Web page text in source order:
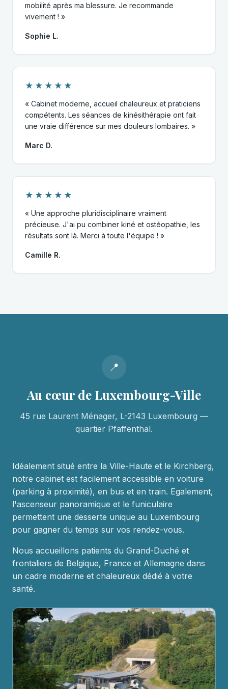
mobilité après ma blessure. Je recommande
vivement ! »
Sophie L.
★★★★★
« Cabinet moderne, accueil chaleureux et praticiens
compétents. Les séances de kinésithérapie ont fait
une vraie différence sur mes douleurs lombaires. »
Marc D.
★★★★★
« Une approche pluridisciplinaire vraiment
précieuse. J'ai pu combiner kiné et ostéopathie, les
résultats sont là. Merci à toute l'équipe ! »
Camille R.
📍
Au cœur de Luxembourg-Ville
45 rue Laurent Ménager, L-2143 Luxembourg —
quartier Pfaffenthal.
Idéalement situé entre la Ville-Haute et le Kirchberg,
notre cabinet est facilement accessible en voiture
(parking à proximité), en bus et en train. Egalement,
l'ascenseur panoramique et le funiculaire
permettent une desserte unique au Luxembourg
pour gagner du temps sur vos rendez-vous.
Nous accueillons patients du Grand-Duché et
frontaliers de Belgique, France et Allemagne dans
un cadre moderne et chaleureux dédié à votre
santé.